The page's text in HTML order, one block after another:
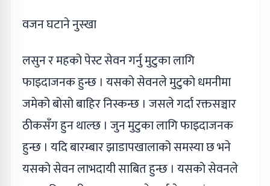
वजन घटाने नुस्खा
लसुन र महको पेस्ट सेवन गर्नु मुटुका लागि
फाइदाजनक हुन्छ । यसको सेवनले मुटुको धमनीमा
जमेको बोसो बाहिर निस्कन्छ । जसले गर्दा रक्तसञ्चार
ठीकसँग हुन थाल्छ । जुन मुटुका लागि फाइदाजनक
हुन्छ । यदि बारम्बार झाडापखालाको समस्या छ भने
यसको सेवन लाभदायी साबित हुन्छ । यसको सेवनले